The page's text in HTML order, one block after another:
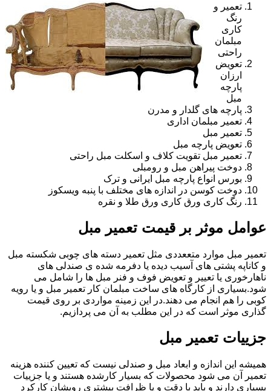
تعمیر و
رنگ
کاری
مبلمان
راحتی
تعویض
ارزان
پارچه
مبل
پارچه های گلدار و مدرن
تعمیر مبلمان اداری
تعمیر مبل
تعویض پارچه مبل
تعمیر مبل تقویت کلاف و اسکلت مبل راحتی
دوخت پیراهن مبل و رومبلی
بورس انواع پارچه مبل ایرانی و ترک
دوخت کوسن در اندازه های مختلف با پنبه ویسکوز
رنگ کاری ورق کاری ورق طلا و نقره
عوامل موثر بر قیمت تعمیر مبل
تعمیر مبل موارد متععددی مثل تعمیر دسته های چوبی شکسته مبل
و کاناپه پشتی های آسیب دیده یا دفرمه شده ی صندلی های
ناهارخوری یا تعییر و تعویض فوف و فنر مبل ها را شامل می
شود.بسیاری از کارگاه های ساخت مبلمان کار تعمیر مبل و یا رویه
کوبی را هم انجام می دهند.در این زمینه مواردی بر روی قیمت
گذاری موثر است که در این مطلب به آن می پردازیم.
جزییات تعمیر مبل
همیشه این اندازه و ابعاد مبل و صندلی نیست که تعیین کننده هزینه
تعمیر آن می شود محصولات که بسیار کارشده هستند و یا جزییات
بسیاری دارند و باید با دقت و یا ظرافت بیشتری رویشان کارکرد